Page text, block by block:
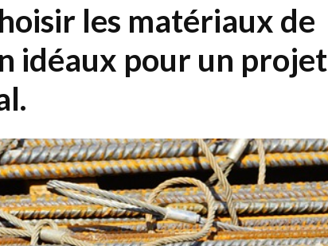
les matériaux de
idéaux pour un projet